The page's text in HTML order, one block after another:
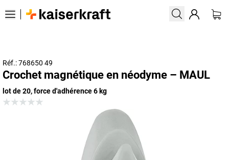
Réf.: 768650 49
Crochet magnétique en néodyme – MAUL
lot de 20, force d'adhérence 6 kg